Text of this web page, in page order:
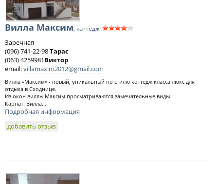
Вилла Максим, коттедж
Заречная
(096) 741-22-98Тарас
(063) 4259981Виктор
email:villamaxim2012@gmail.com
Вилла «Максим» - новый, уникальный по стилю коттедж класса люкс для
отдыха в Сходнице.
Из окон виллы Максим просматриваются замечательные виды
Карпат. Вилла...
Подробная информация
добавить отзыв